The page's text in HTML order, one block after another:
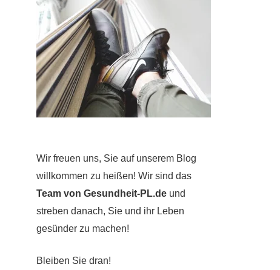
Wir freuen uns, Sie auf unserem Blog
willkommen zu heißen! Wir sind das
Team von Gesundheit-PL.de und
streben danach, Sie und ihr Leben
gesünder zu machen!
Bleiben Sie dran!